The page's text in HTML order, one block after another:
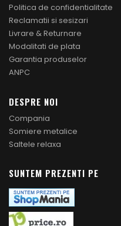
Politica de confidentialitate
Reclamatii si sesizari
Livrare & Returnare
Modalitati de plata
Garantia produselor
ANPC
DESPRE NOI
Compania
Somiere metalice
Saltele relaxa
SUNTEM PREZENTI PE